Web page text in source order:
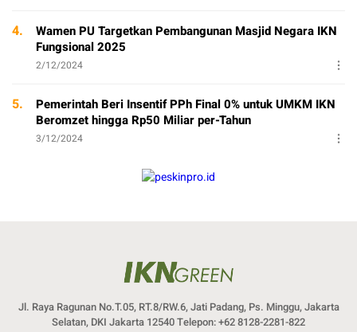
4.
Wamen PU Targetkan Pembangunan Masjid Negara IKN
Fungsional 2025
2/12/2024
5.
Pemerintah Beri Insentif PPh Final 0% untuk UMKM IKN
Beromzet hingga Rp50 Miliar per-Tahun
3/12/2024
Jl. Raya Ragunan No.T.05, RT.8/RW.6, Jati Padang, Ps. Minggu, Jakarta
Selatan, DKI Jakarta 12540 Telepon: +62 8128-2281-822